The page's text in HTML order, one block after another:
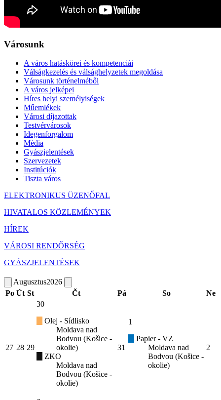
Városunk
A város hatáskörei és kompetenciái
Válságkezelés és válsághelyzetek megoldása
Városunk történelméből
A város jelképei
Híres helyi személyiségek
Műemlékek
Városi díjazottak
Testvérvárosok
Idegenforgalom
Média
Gyászjelentések
Szervezetek
Institúciók
Tiszta város
ELEKTRONIKUS ÜZENŐFAL
HIVATALOS KÖZLEMÉNYEK
HÍREK
VÁROSI RENDŐRSÉG
GYÁSZJELENTÉSEK
Augusztus2026
Po Út St Čt Pá So Ne
27 28 29
30
Olej - Sídlisko
Moldava nad
Bodvou (Košice -
okolie)
ZKO
Moldava nad
Bodvou (Košice -
okolie)
31
1
Papier - VZ
Moldava nad
Bodvou (Košice -
okolie)
2